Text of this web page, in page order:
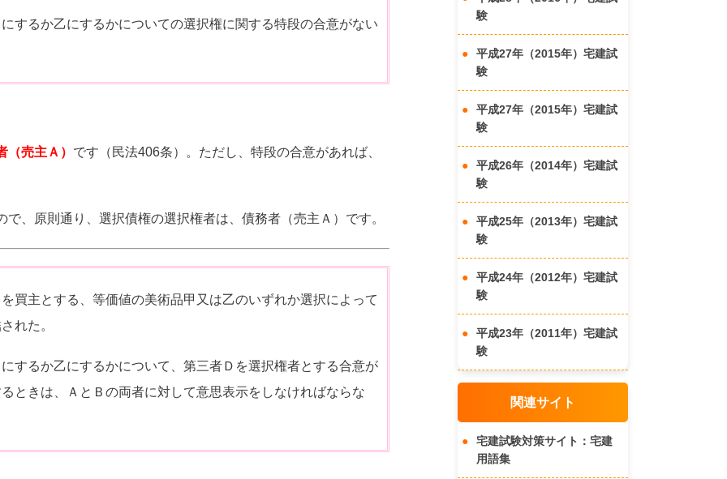
するか乙にするかについての選択権に関する特段の合意がない
売主Ａ） です（民法406条）。ただし、特段の合意があれば、
、原則通り、選択債権の選択権者は、債務者（売主Ａ）です。
買主とする、等価値の美術品甲又は乙のいずれか選択によって
れた。
するか乙にするかについて、第三者Ｄを選択権者とする合意が
ときは、ＡとＢの両者に対して意思表示をしなければならな
験
平成27年（2015年）宅建試
験
平成27年（2015年）宅建試
験
平成26年（2014年）宅建試
験
平成25年（2013年）宅建試
験
平成24年（2012年）宅建試
験
平成23年（2011年）宅建試
験
関連サイト
宅建試験対策サイト：宅建
用語集